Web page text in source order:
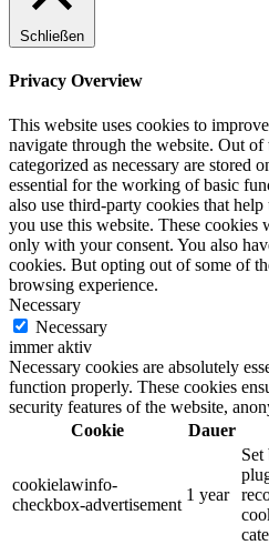
Schließen
Privacy Overview
This website uses cookies to
navigate through the website. Out of
categorized as necessary are stored
essential for the working of basic
also use third-party cookies that
you use this website. These
only with your consent. You also
cookies. But opting out of some of
browsing experience.
Necessary
Necessary
immer aktiv
Necessary cookies are absolutely
function properly. These cookies
security features of the website,
Cookie
Dauer
cookielawinfo-
checkbox-advertisement
1 year